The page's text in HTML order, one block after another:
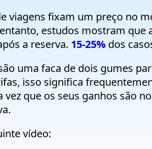
viagens fixam um preço no
estudos mostram que
a reserva. 15-25% dos
uma faca de dois gumes
isso significa
que os seus ganhos são
vídeo: